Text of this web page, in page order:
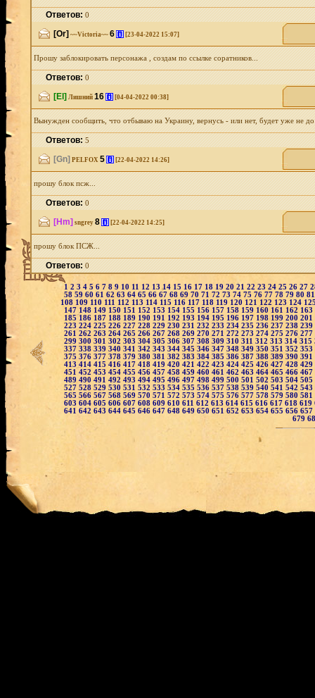
Ответов:0
[Or] ~~Victoria~~ 6 [i] [23-04-2022 15:07]
Прошу заблокировать персонажа , создам по ссылке соратников...
Ответов:0
[El] Лишний 16 [i] [04-04-2022 00:38]
Вынужден сообщить, что отбываю на Украину, вернусь - или нет, будет уже не
Ответов:5
[Gn] PELFOX 5 [i] [22-04-2022 14:26]
прошу блок псж...
Ответов:0
[Hm] sngrey 8 [i] [22-04-2022 14:25]
прошу блок ПСЖ...
Ответов:0
1 2 3 4 5 6 7 8 9 10 11 12 1314 15 16 17 18 19 20 21 22 23 24 25 26 27
58 59 60 61 62 63 64 65 66 67 68 69 70 71 72 73 74 75 76 77 78 79 80
108 109 110 111 112 113 114 115 116 117 118 119 120 121 122 123 124
147 148 149 150 151 152 153 154 155 156 157 158 159 160 161 162 163
185 186 187 188 189 190 191 192 193 194 195 196 197 198 199 200 201
223 224 225 226 227 228 229 230 231 232 233 234 235 236 237 238 239
261 262 263 264 265 266 267 268 269 270 271 272 273 274 275 276 277
299 300 301 302 303 304 305 306 307 308 309 310 311 312 313 314 315
337 338 339 340 341 342 343 344 345 346 347 348 349 350 351 352 353
375 376 377 378 379 380 381 382 383 384 385 386 387 388 389 390 391
413 414 415 416 417 418 419 420 421 422 423 424 425 426 427 428 429
451 452 453 454 455 456 457 458 459 460 461 462 463 464 465 466 467
489 490 491 492 493 494 495 496 497 498 499 500 501 502 503 504 505
527 528 529 530 531 532 533 534 535 536 537 538 539 540 541 542 543
565 566 567 568 569 570 571 572 573 574 575 576 577 578 579 580 581
603 604 605 606 607 608 609 610 611 612 613 614 615 616 617 618 619
641 642 643 644 645 646 647 648 649 650 651 652 653 654 655 656 657
679